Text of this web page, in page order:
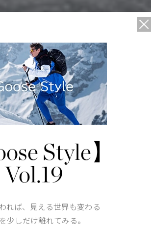
ョン 「SNOW GOOSE BY CANADA GOOSE」第2弾
ッカーマンによる
BY CANADA
Style】
Vol.19
れば、見える世界も変わる
少しだけ離れてみる。